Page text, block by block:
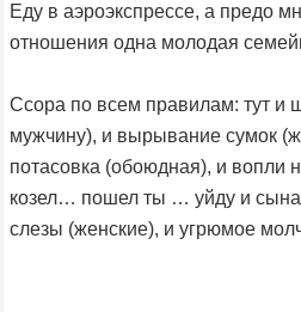
Еду в аэроэкспрессе, а предо
отношения одна молодая
Ссора по всем правилам: тут и
мужчину), и вырывание сумок
потасовка (обоюдная), и вопли
козел… пошел ты … уйду и
слезы (женские), и угрюмое